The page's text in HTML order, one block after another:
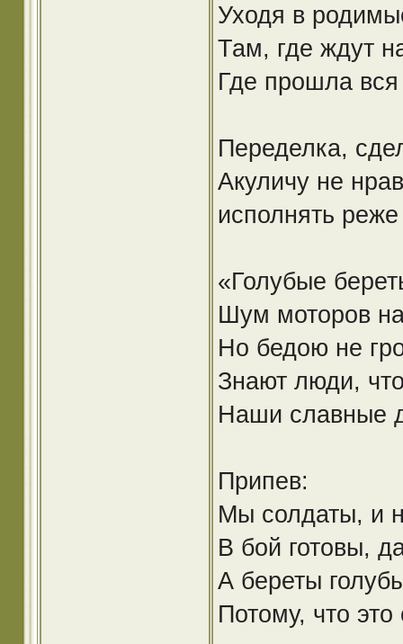
Уходя в
Там, где ждут
Где прошла
Переделка,
Акуличу не
исполнять
«Голубые
Шум моторов
Но бедою не
Знают люди,
Наши славные
Припев:
Мы солдаты, и
В бой готовы,
А береты
Потому, что